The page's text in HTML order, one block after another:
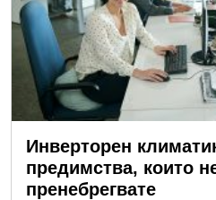
Инверторен
предимства, които
пренебрегвате